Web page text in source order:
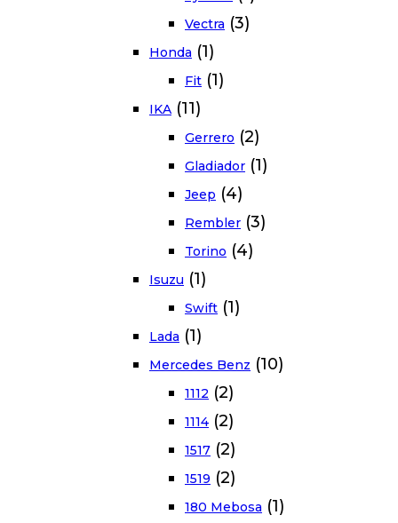
Vectra (3)
Honda (1)
Fit (1)
IKA (11)
Gerrero (2)
Gladiador (1)
Jeep (4)
Rembler (3)
Torino (4)
Isuzu (1)
Swift (1)
Lada (1)
Mercedes Benz (10)
1112 (2)
1114 (2)
1517 (2)
1519 (2)
180 Mebosa (1)